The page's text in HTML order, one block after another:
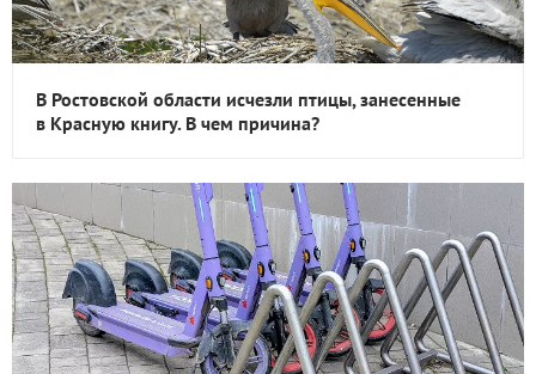
В Ростовской области исчезли птицы, занесенные
в Красную книгу. В чем причина?